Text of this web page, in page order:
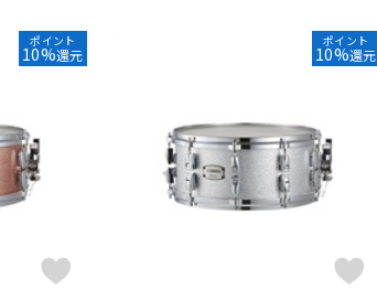
ポイント
10%還元
ポイント
10%還元